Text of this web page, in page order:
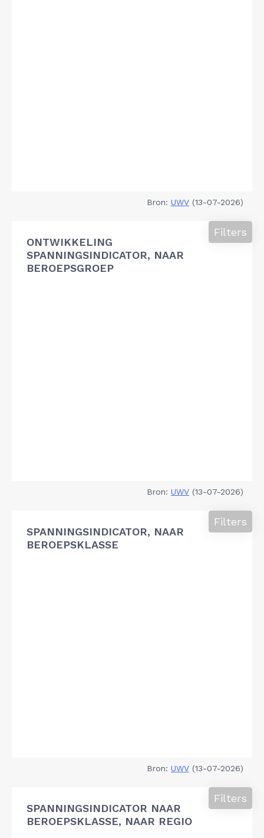
Bron: UWV (13-07-2026)
ONTWIKKELING
SPANNINGSINDICATOR, NAAR
BEROEPSGROEP
Filters
Bron: UWV (13-07-2026)
SPANNINGSINDICATOR, NAAR
BEROEPSKLASSE
Filters
Bron: UWV (13-07-2026)
SPANNINGSINDICATOR NAAR
BEROEPSKLASSE, NAAR REGIO
Filters